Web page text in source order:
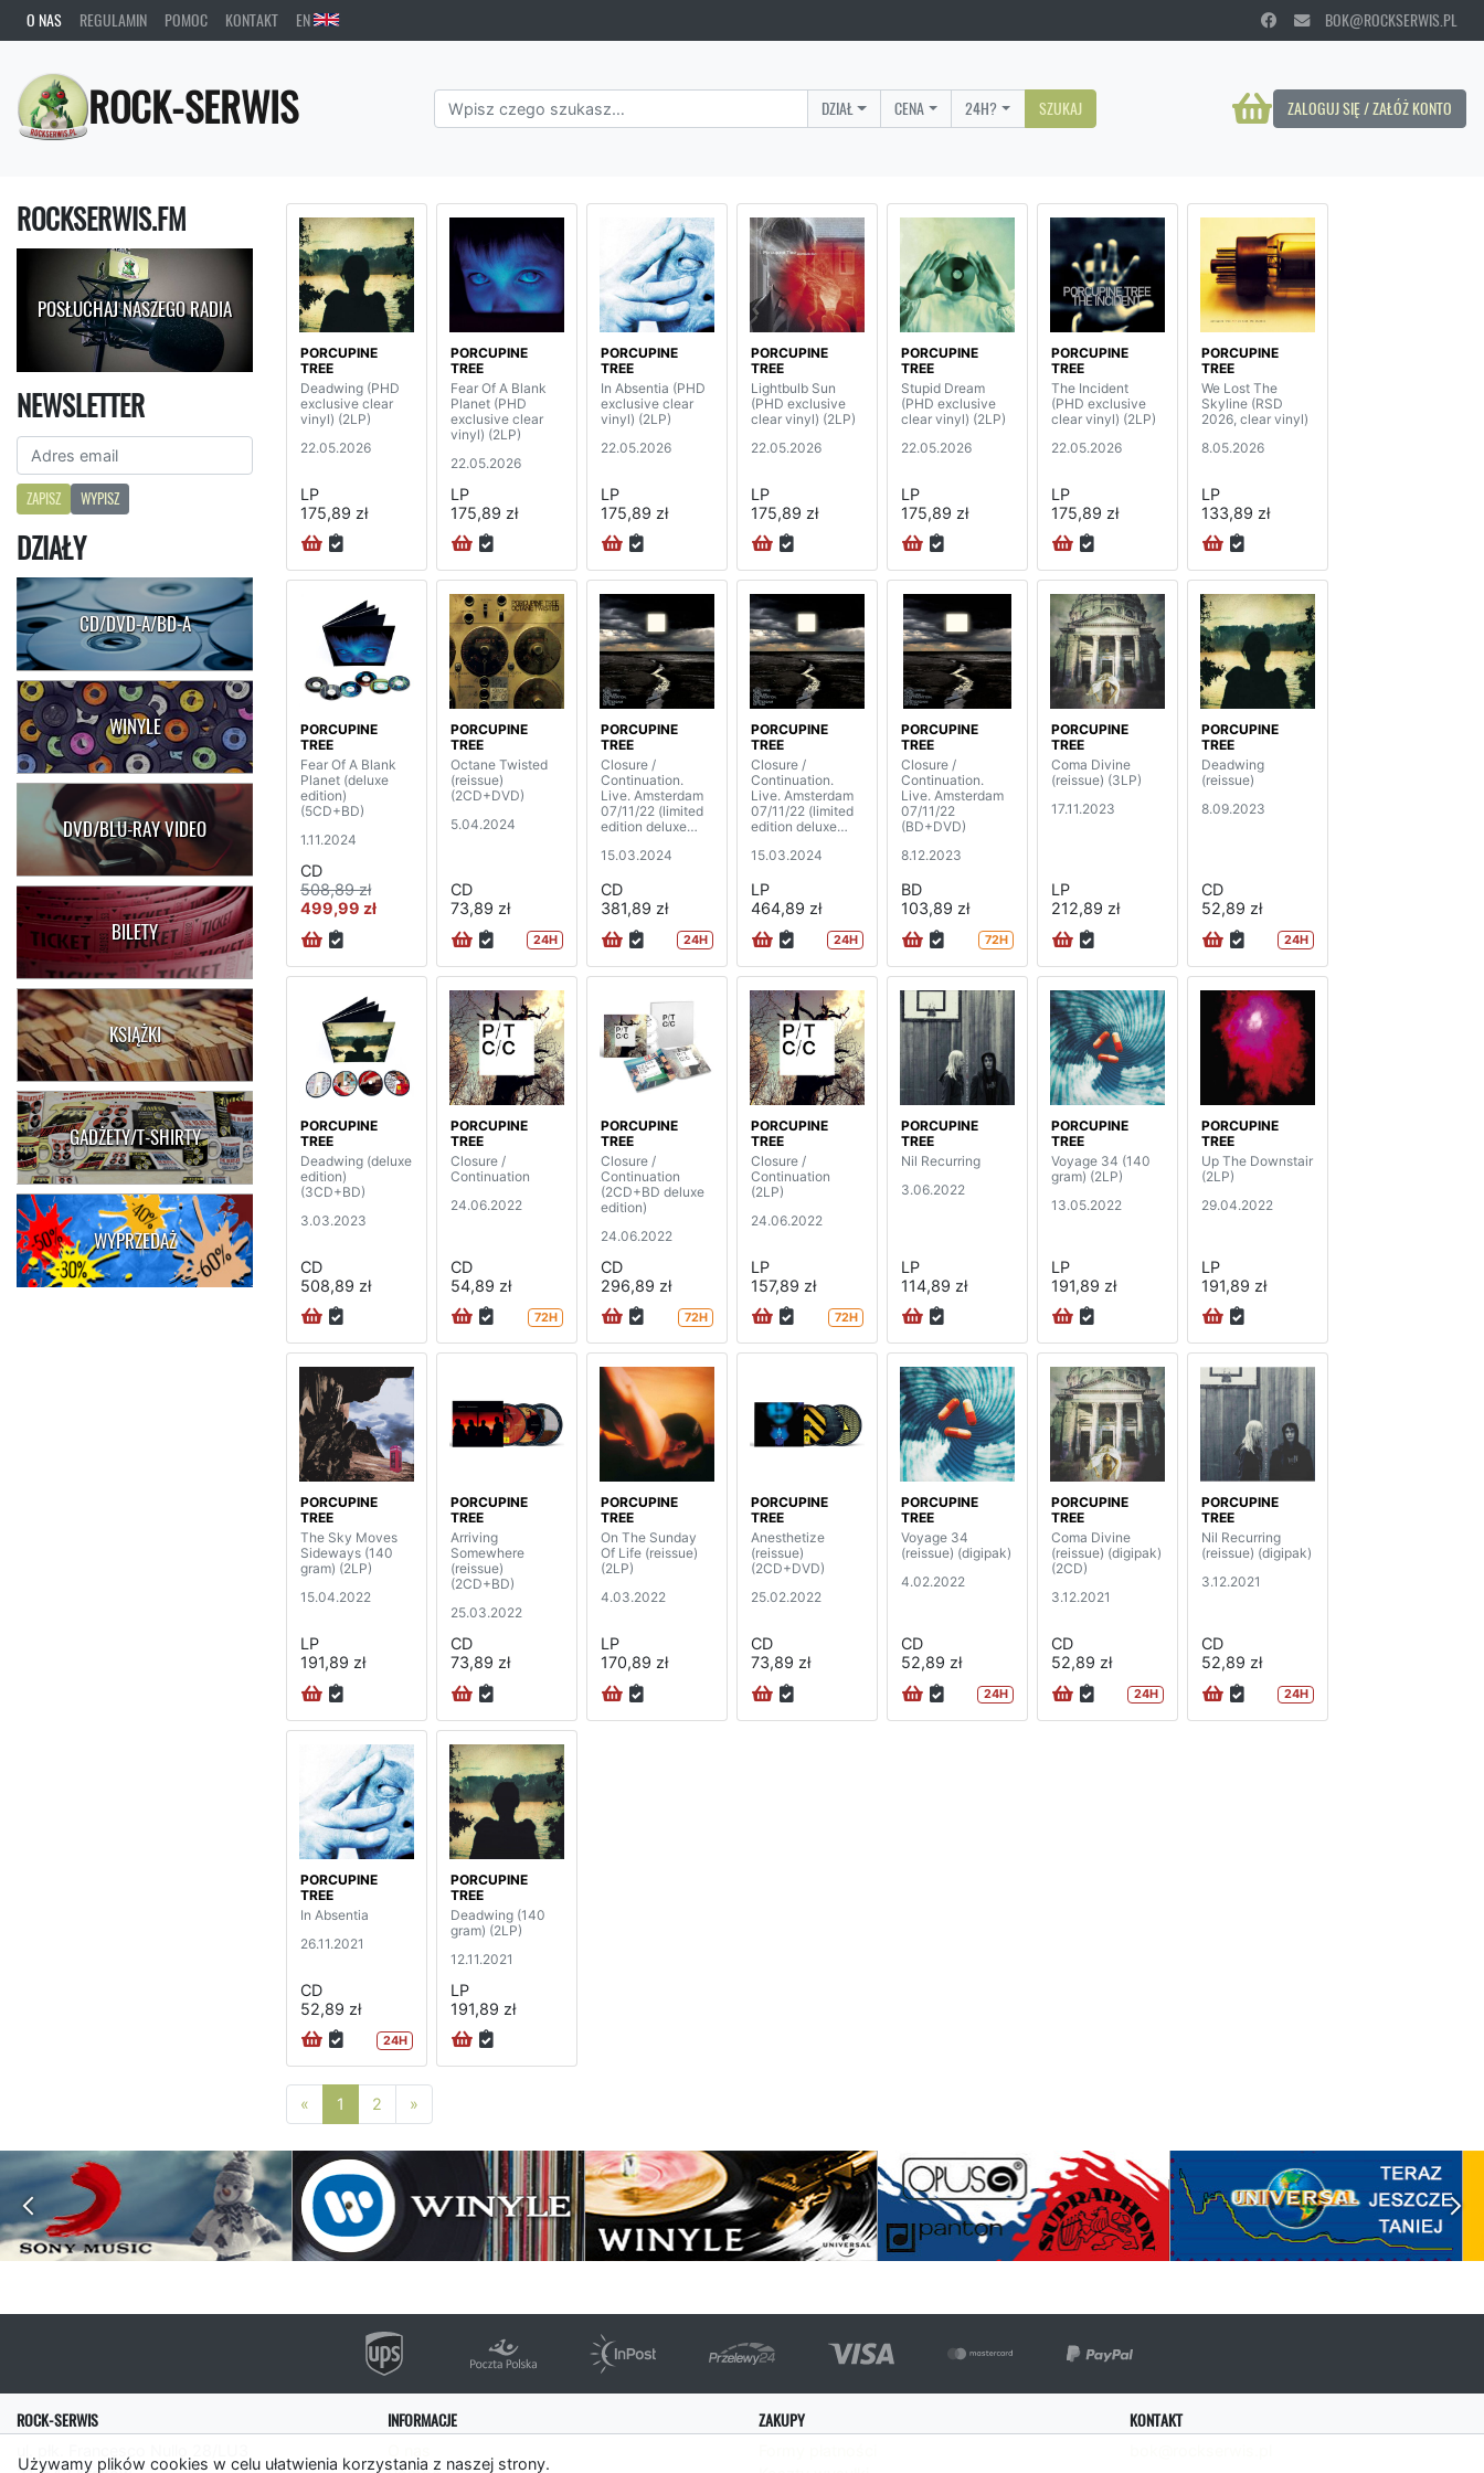
Używamy plików cookies w celu ułatwienia korzystania z naszej strony.
O NAS REGULAMIN POMOC KONTAKT EN BOK@ROCKSERWIS.PL
ROCK-SERWIS ZALOGUJ SIĘ / ZAŁÓŻ KONTO
DZIAŁ CENA 24H? SZUKAJ
ROCKSERWIS.FM
POSŁUCHAJ NASZEGO RADIA
NEWSLETTER
ZAPISZ WYPISZ
DZIAŁY
CD/DVD-A/BD-A
WINYLE
DVD/BLU-RAY VIDEO
BILETY
KSIĄŻKI
GADŻETY/T-SHIRTY
WYPRZEDAŻ
PORCUPINE
TREE
Deadwing (PHD
exclusive clear
vinyl) (2LP)
22.05.2026
LP
175,89 zł
PORCUPINE
TREE
Fear Of A Blank
Planet (PHD
exclusive clear
vinyl) (2LP)
22.05.2026
LP
175,89 zł
PORCUPINE
TREE
In Absentia (PHD
exclusive clear
vinyl) (2LP)
22.05.2026
LP
175,89 zł
PORCUPINE
TREE
Lightbulb Sun
(PHD exclusive
clear vinyl) (2LP)
22.05.2026
LP
175,89 zł
PORCUPINE
TREE
Stupid Dream
(PHD exclusive
clear vinyl) (2LP)
22.05.2026
LP
175,89 zł
PORCUPINE
TREE
The Incident
(PHD exclusive
clear vinyl) (2LP)
22.05.2026
LP
175,89 zł
PORCUPINE
TREE
We Lost The
Skyline (RSD
2026, clear vinyl)
8.05.2026
LP
133,89 zł
PORCUPINE
TREE
Fear Of A Blank
Planet (deluxe
edition)
(5CD+BD)
1.11.2024
CD
508,89 zł
499,99 zł
PORCUPINE
TREE
Octane Twisted
(reissue)
(2CD+DVD)
5.04.2024
CD
73,89 zł
24H
PORCUPINE
TREE
Closure /
Continuation.
Live. Amsterdam
07/11/22 (limited
edition deluxe
(2CD+BD+DVD+
15.03.2024
CD
381,89 zł
24H
PORCUPINE
TREE
Closure /
Continuation.
Live. Amsterdam
07/11/22 (limited
edition deluxe
15.03.2024
LP
464,89 zł
24H
PORCUPINE
TREE
Closure /
Continuation.
Live. Amsterdam
07/11/22
(BD+DVD)
8.12.2023
BD
103,89 zł
72H
PORCUPINE
TREE
Coma Divine
(reissue) (3LP)
17.11.2023
LP
212,89 zł
PORCUPINE
TREE
Deadwing
(reissue)
8.09.2023
CD
52,89 zł
24H
PORCUPINE
TREE
Deadwing (deluxe
edition)
(3CD+BD)
3.03.2023
CD
508,89 zł
PORCUPINE
TREE
Closure /
Continuation
24.06.2022
CD
54,89 zł
72H
PORCUPINE
TREE
Closure /
Continuation
(2CD+BD deluxe
edition)
24.06.2022
CD
296,89 zł
72H
PORCUPINE
TREE
Closure /
Continuation
(2LP)
24.06.2022
LP
157,89 zł
72H
PORCUPINE
TREE
Nil Recurring
3.06.2022
LP
114,89 zł
PORCUPINE
TREE
Voyage 34 (140
gram) (2LP)
13.05.2022
LP
191,89 zł
PORCUPINE
TREE
Up The Downstair
(2LP)
29.04.2022
LP
191,89 zł
PORCUPINE
TREE
The Sky Moves
Sideways (140
gram) (2LP)
15.04.2022
LP
191,89 zł
PORCUPINE
TREE
Arriving
Somewhere
(reissue)
(2CD+BD)
25.03.2022
CD
73,89 zł
PORCUPINE
TREE
On The Sunday
Of Life (reissue)
(2LP)
4.03.2022
LP
170,89 zł
PORCUPINE
TREE
Anesthetize
(reissue)
(2CD+DVD)
25.02.2022
CD
73,89 zł
PORCUPINE
TREE
Voyage 34
(reissue) (digipak)
4.02.2022
CD
52,89 zł
24H
PORCUPINE
TREE
Coma Divine
(reissue) (digipak)
(2CD)
3.12.2021
CD
52,89 zł
24H
PORCUPINE
TREE
Nil Recurring
(reissue) (digipak)
3.12.2021
CD
52,89 zł
24H
PORCUPINE
TREE
In Absentia
26.11.2021
CD
52,89 zł
24H
PORCUPINE
TREE
Deadwing (140
gram) (2LP)
12.11.2021
LP
191,89 zł
« Poprzednia strona
1 2 »
ROCK-SERWIS INFORMACJE ZAKUPY KONTAKT